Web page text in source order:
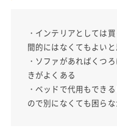
・インテリアとしては
間的にはなくてもよい
・ソファがあればくつ
きがよくある
・ベッドで代用もでき
ので別になくても困ら